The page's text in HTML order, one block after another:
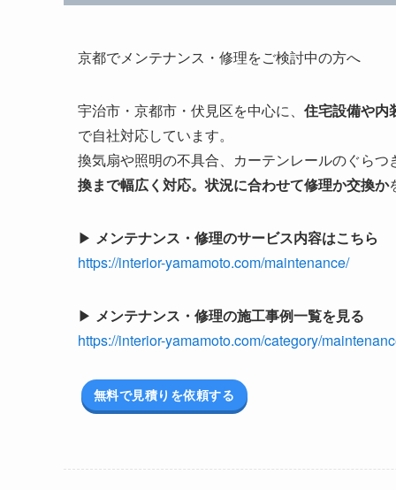
京都でメンテナンス・修理をご検討中の方へ
宇治市・京都市・伏見区を中心に、 住宅設備や内
で自社対応しています。
換気扇や照明の不具合、カーテンレールのぐらつ
換まで幅広く対応。状況に合わせて修理か交換か
▶ メンテナンス・修理のサービス内容はこちら
https://interior-yamamoto.com/maintenance/
▶ メンテナンス・修理の施工事例一覧を見る
https://interior-yamamoto.com/category/
無料で見積りを依頼する